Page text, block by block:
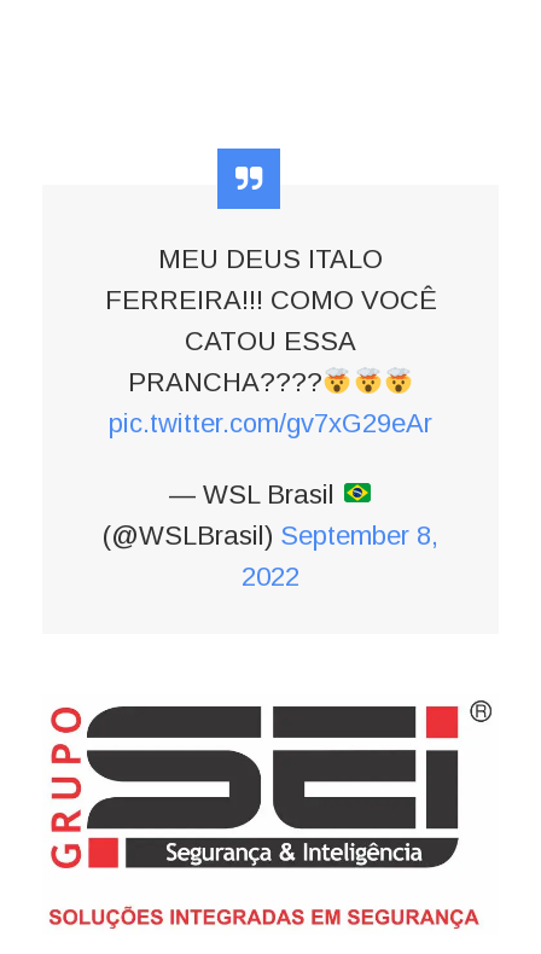
MEU DEUS ITALO
FERREIRA!!! COMO VOCÊ
CATOU ESSA
PRANCHA????
pic.twitter.com/gv7xG29eAr
— WSL Brasil
(@WSLBrasil) September 8,
2022